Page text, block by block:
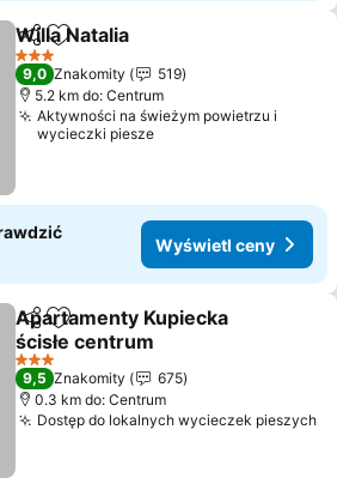
Udostępnij
Dodaj do ulubionych
Willa Natalia
3 Kategoria
9,0 Znakomity
519
5.2 km do: Centrum
Aktywności na świeżym powietrzu i
wycieczki piesze
Wyświetl ceny
Udostępnij
Dodaj do ulubionych
Apartamenty Kupiecka
ścisłe centrum
Wyświetl ceny
3 Kategoria
9,5 Znakomity
675
0.3 km do: Centrum
Dostęp do lokalnych wycieczek pieszych